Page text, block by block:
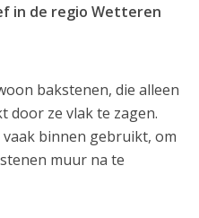
in de regio Wetteren
bakstenen, die alleen
door ze vlak te zagen.
binnen gebruikt, om
muur na te